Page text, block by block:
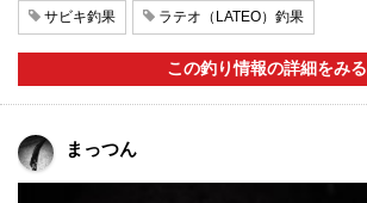
サビキ釣果 ラテオ（LATEO）釣果
この釣り情報の詳細をみる
まっつん